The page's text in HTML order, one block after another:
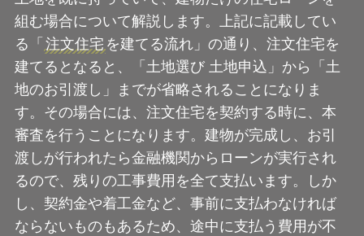
組む場合について解説します。上記に記載してい
る「 注文住宅 を建てる流れ」の通り、注文住宅を
建てるとなると、「土地選び 土地申込」から「土
地のお引渡し」までが省略されることになりま
す。その場合には、注文住宅を契約する時に、本
審査を行うことになります。建物が完成し、お引
渡しが行われたら金融機関からローンが実行され
るので、残りの工事費用を全て支払います。しか
し、契約金や着工金など、事前に支払わなければ
ならないものもあるため、途中に支払う費用が不